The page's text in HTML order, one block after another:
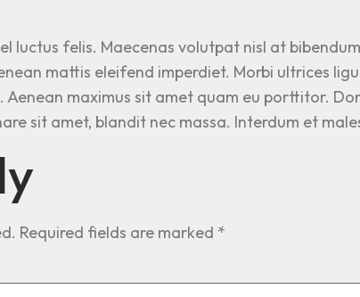
luctus felis. Maecenas volutpat nisl at
mattis eleifend imperdiet. Morbi ultrices
Aenean maximus sit amet quam eu porttitor.
sit amet, blandit nec massa. Interdum et
Required fields are marked *